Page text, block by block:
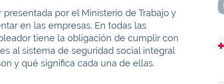
por el Ministerio de Trabajo y
en las empresas. En todas las
tiene la obligación de cumplir con
al sistema de seguridad social integral
y qué significa cada una de ellas.